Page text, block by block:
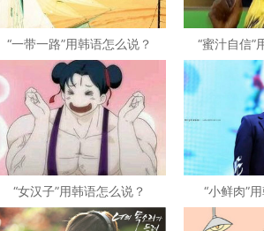
“一带一路”用韩语怎么说？ “蜜汁自信”
“女汉子”用韩语怎么说？ “小鲜肉”